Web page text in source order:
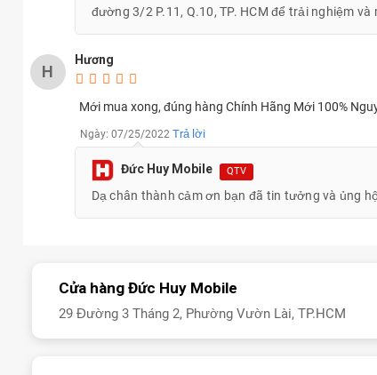
đường 3/2 P.11, Q.10, TP. HCM để trải nghiệm và
H
Hương
Mới mua xong, đúng hàng Chính Hãng Mới 100%
Ngày: 07/25/2022 Trả lời
Đức Huy Mobile QTV
Dạ chân thành cảm ơn bạn đã tin tưởng và ủng
Cửa hàng Đức Huy Mobile
29 Đường 3 Tháng 2, Phường Vườn Lài, TP.HCM